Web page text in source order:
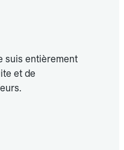
suis entièrement
et de